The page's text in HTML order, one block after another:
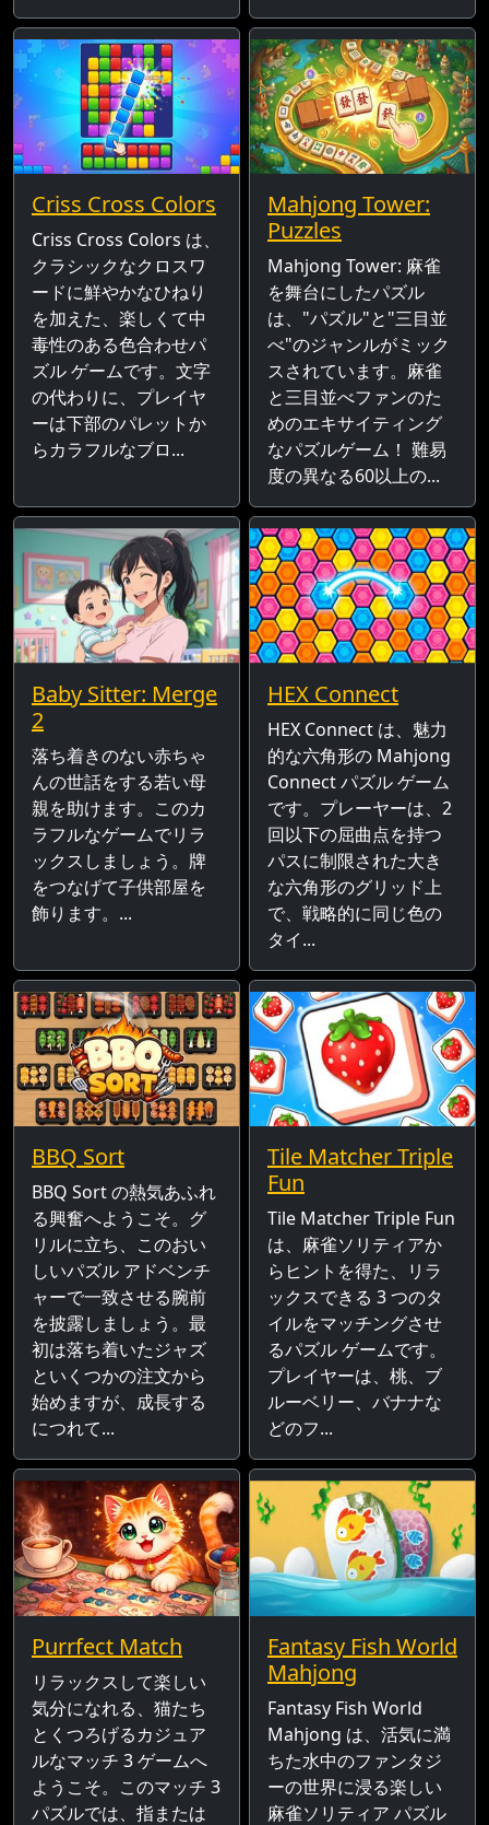
Criss Cross Colors
Criss Cross Colors は、
クラシックなクロスワ
ードに鮮やかなひねり
を加えた、楽しくて中
毒性のある色合わせパ
ズル ゲームです。文字
の代わりに、プレイヤ
ーは下部のパレットか
らカラフルなブロ...
Mahjong Tower:
Puzzles
Mahjong Tower: 麻雀
を舞台にしたパズル
は、"パズル"と"三目並
べ"のジャンルがミック
スされています。麻雀
と三目並べファンのた
めのエキサイティング
なパズルゲーム！ 難易
度の異なる60以上の...
Baby Sitter: Merge
2
落ち着きのない赤ちゃ
んの世話をする若い母
親を助けます。このカ
ラフルなゲームでリラ
ックスしましょう。牌
をつなげて子供部屋を
飾ります。...
HEX Connect
HEX Connect は、魅力
的な六角形の Mahjong
Connect パズル ゲーム
です。プレーヤーは、2
回以下の屈曲点を持つ
パスに制限された大き
な六角形のグリッド上
で、戦略的に同じ色の
タイ...
BBQ Sort
BBQ Sort の熱気あふれ
る興奮へようこそ。グ
リルに立ち、このおい
しいパズル アドベンチ
ャーで一致させる腕前
を披露しましょう。最
初は落ち着いたジャズ
といくつかの注文から
始めますが、成長する
につれて...
Tile Matcher Triple
Fun
Tile Matcher Triple Fun
は、麻雀ソリティアか
らヒントを得た、リラ
ックスできる 3 つのタ
イルをマッチングさせ
るパズル ゲームです。
プレイヤーは、桃、ブ
ルーベリー、バナナな
どのフ...
Purrfect Match
リラックスして楽しい
気分になれる、猫たち
とくつろげるカジュア
ルなマッチ 3 ゲームへ
ようこそ。このマッチ 3
パズルでは、指または
Fantasy Fish World
Mahjong
Fantasy Fish World
Mahjong は、活気に満
ちた水中のファンタジ
ーの世界に浸る楽しい
麻雀ソリティア パズル